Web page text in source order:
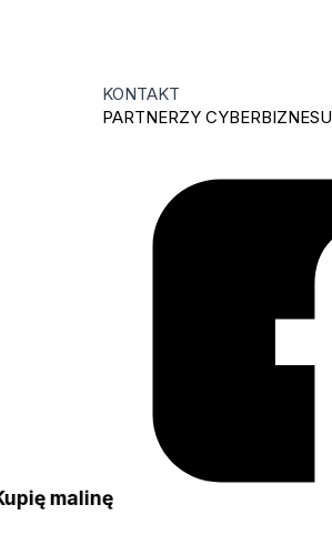
Kupię malinę
KONTAKT
PARTNERZY CYBERBIZNESU